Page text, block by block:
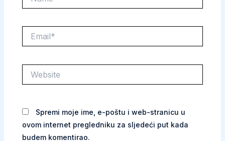
Spremi moje ime, e-poštu i web-stranicu u
ovom internet pregledniku za sljedeći put kada
budem komentirao.